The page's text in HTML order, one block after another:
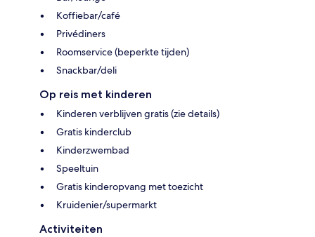
Koffiebar/café
Privédiners
Roomservice (beperkte tijden)
Snackbar/deli
Op reis met kinderen
Kinderen verblijven gratis (zie details)
Gratis kinderclub
Kinderzwembad
Speeltuin
Gratis kinderopvang met toezicht
Kruidenier/supermarkt
Activiteiten